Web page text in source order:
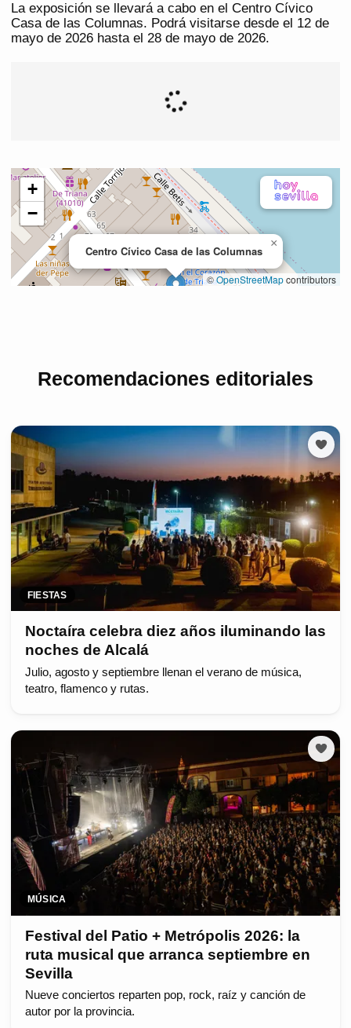
La exposición se llevará a cabo en el Centro Cívico
Casa de las Columnas. Podrá visitarse desde el 12 de
mayo de 2026 hasta el 28 de mayo de 2026.
Recomendaciones editoriales
FIESTAS
Noctaíra celebra diez años iluminando las
noches de Alcalá
Julio, agosto y septiembre llenan el verano de música,
teatro, flamenco y rutas.
MÚSICA
Festival del Patio + Metrópolis 2026: la
ruta musical que arranca septiembre en
Sevilla
Nueve conciertos reparten pop, rock, raíz y canción de
autor por la provincia.